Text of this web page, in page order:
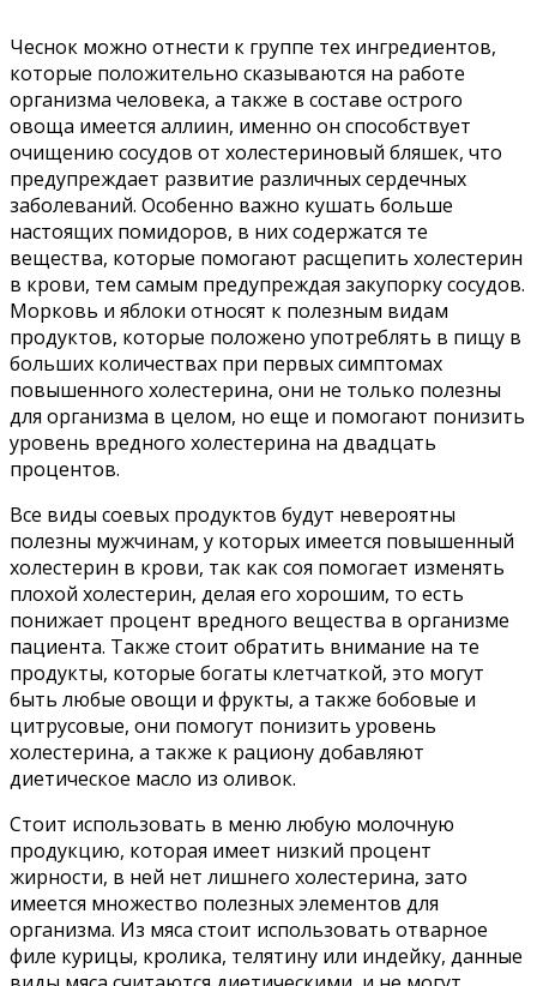
Чеснок можно отнести к группе тех ингредиентов,
которые положительно сказываются на работе
организма человека, а также в составе острого
овоща имеется аллиин, именно он способствует
очищению сосудов от холестериновый бляшек, что
предупреждает развитие различных сердечных
заболеваний. Особенно важно кушать больше
настоящих помидоров, в них содержатся те
вещества, которые помогают расщепить холестерин
в крови, тем самым предупреждая закупорку сосудов.
Морковь и яблоки относят к полезным видам
продуктов, которые положено употреблять в пищу в
больших количествах при первых симптомах
повышенного холестерина, они не только полезны
для организма в целом, но еще и помогают понизить
уровень вредного холестерина на двадцать
процентов.
Все виды соевых продуктов будут невероятны
полезны мужчинам, у которых имеется повышенный
холестерин в крови, так как соя помогает изменять
плохой холестерин, делая его хорошим, то есть
понижает процент вредного вещества в организме
пациента. Также стоит обратить внимание на те
продукты, которые богаты клетчаткой, это могут
быть любые овощи и фрукты, а также бобовые и
цитрусовые, они помогут понизить уровень
холестерина, а также к рациону добавляют
диетическое масло из оливок.
Стоит использовать в меню любую молочную
продукцию, которая имеет низкий процент
жирности, в ней нет лишнего холестерина, зато
имеется множество полезных элементов для
организма. Из мяса стоит использовать отварное
филе курицы, кролика, телятину или индейку, данные